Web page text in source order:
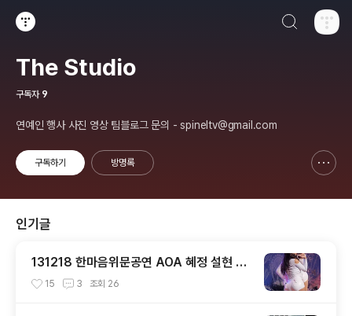
The Studio
구독자 9
연예인 행사 사진 영상 팀블로그 문의 - spineltv@gmail.com
구독하기 방명록
인기글
131218 한마음위문공연 AOA 혜정 설현 직
캠 by 스피넬
15 3 조회 26